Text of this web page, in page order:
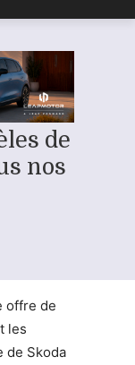
de
nos
offre de
les
de Skoda